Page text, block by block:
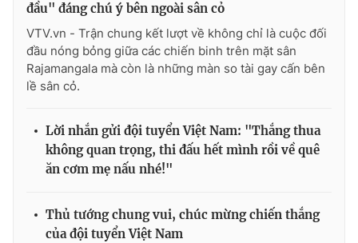
đầu" đáng chú ý bên ngoài sân cỏ
VTV.vn - Trận chung kết lượt về không chỉ là cuộc đối
đầu nóng bỏng giữa các chiến binh trên mặt sân
Rajamangala mà còn là những màn so tài gay cấn bên
lề sân cỏ.
Lời nhắn gửi đội tuyển Việt Nam: "Thắng thua
không quan trọng, thi đấu hết mình rồi về quê
ăn cơm mẹ nấu nhé!"
Thủ tướng chung vui, chúc mừng chiến thắng
của đội tuyển Việt Nam